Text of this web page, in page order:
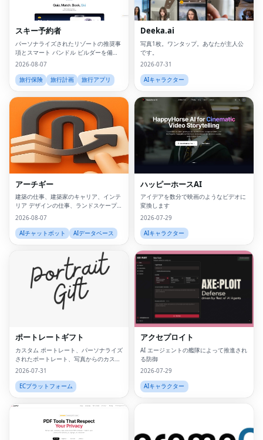
スキー予約者
パーソナライズされたリゾートの推奨事
項とスマート バンドル ビルダーを備え
た AI を活用したスキー旅行プランナ
2026-08-07
旅行保険
旅行計画 旅行アプリ
Deeka.ai
写真1枚。ワンタップ。あなたが主人公
です。
2026-07-31
AIキャラクター
アーチギー
建築の仕事、建築家のキャリア、インテ
リア デザインの仕事、ランドスケープ
アーキテクトの仕事、BIM の仕事、都市
コンサルタントの仕事、建築環境の仕
事、建築の仕事
2026-08-07
AIチャットボット
AIデータベース
ハッピーホースAI
アイデアを数分で映画のようなビデオに
変換します
2026-07-29
AIキャラクター
ポートレートギフト
カスタム ポートレート、パーソナライズ
されたポートレート、写真からのカスタ
ム ポートレート、パーソナライズされた
ト、写真からのポートレート、カスタム
ウォール アート、パーソナライズされた
2026-07-31
ECプラットフォーム
アクセプロイト
AI エージェントの艦隊によって推進され
る防御
2026-07-29
AIキャラクター